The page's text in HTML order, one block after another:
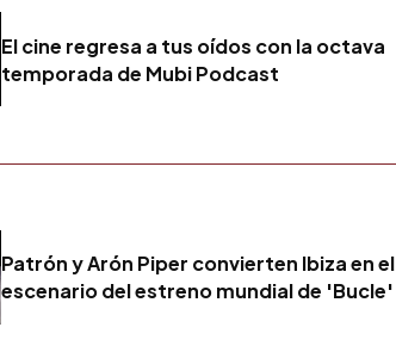
El cine regresa a tus oídos con la octava
temporada de Mubi Podcast
Patrón y Arón Piper convierten Ibiza en el
escenario del estreno mundial de 'Bucle'